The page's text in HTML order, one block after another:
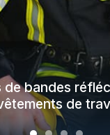
de bandes
de
textiles
vêtements
tendance
tissus qui
les vêtements
de vêtements
la chaîne